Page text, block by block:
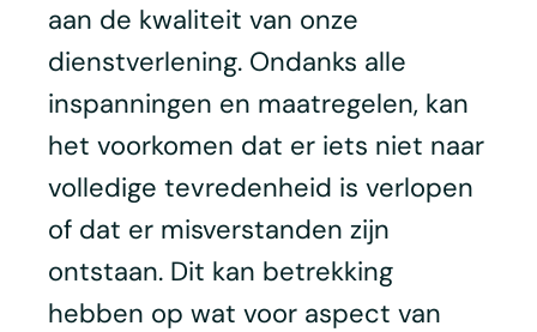
aan de kwaliteit van onze
dienstverlening. Ondanks alle
inspanningen en maatregelen, kan
het voorkomen dat er iets niet naar
volledige tevredenheid is verlopen
of dat er misverstanden zijn
ontstaan. Dit kan betrekking
hebben op wat voor aspect van